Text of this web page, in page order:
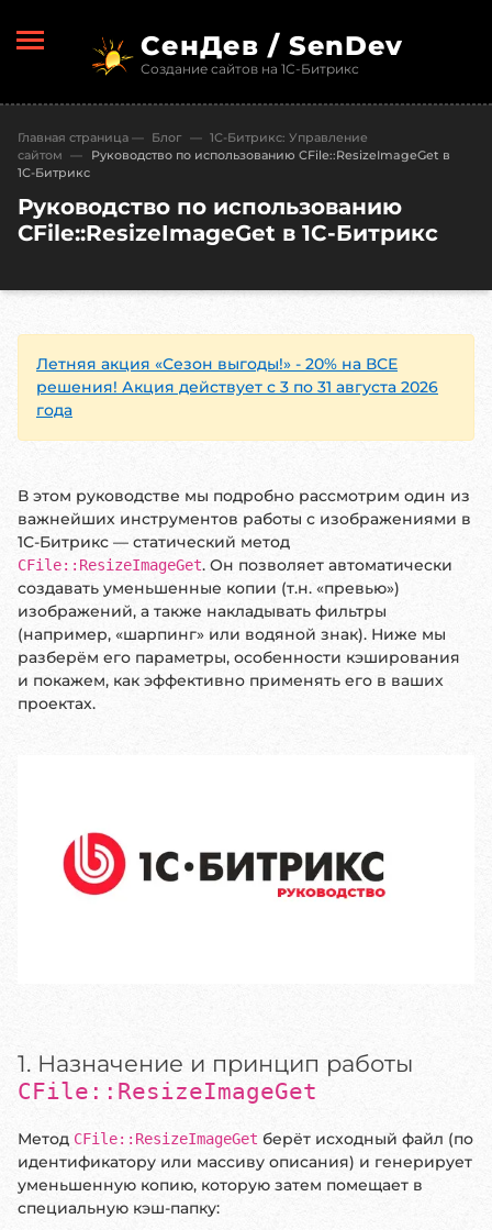
СенДев / SenDev
Создание сайтов на 1С-Битрикс
Главная страница — Блог — 1С-Битрикc: Управление
сайтом —
Руководство по использованию CFile::ResizeImageGet в
1С-Битрикс
Руководство по использованию
CFile::ResizeImageGet в 1С-Битрикс
Летняя акция «Сезон выгоды!» - 20% на ВСЕ
решения! Акция действует с 3 по 31 августа 2026
года
В этом руководстве мы подробно рассмотрим один из
важнейших инструментов работы с изображениями в
1С-Битрикс — статический метод
CFile::ResizeImageGet. Он позволяет автоматически
создавать уменьшенные копии (т.н. «превью»)
изображений, а также накладывать фильтры
(например, «шарпинг» или водяной знак). Ниже мы
разберём его параметры, особенности кэширования
и покажем, как эффективно применять его в ваших
проектах.
1. Назначение и принцип работы
CFile::ResizeImageGet
Метод CFile::ResizeImageGet берёт исходный файл (по
идентификатору или массиву описания) и генерирует
уменьшенную копию, которую затем помещает в
специальную кэш-папку: